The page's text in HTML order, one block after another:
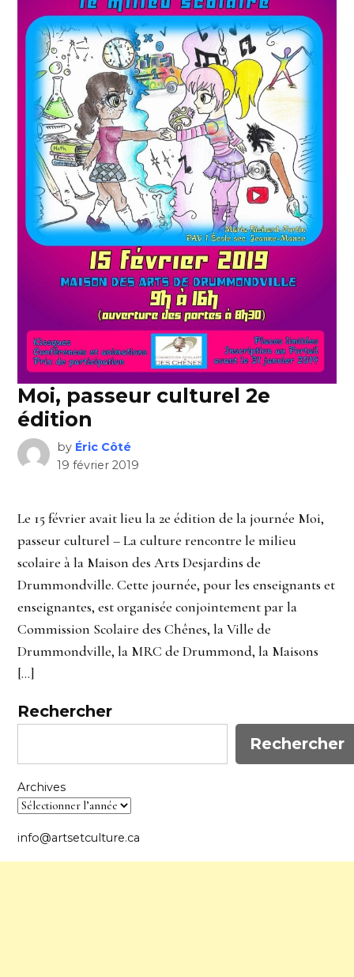
Moi, passeur culturel 2e
édition
by Éric Côté
19 février 2019
Le 15 février avait lieu la 2e édition de la journée Moi,
passeur culturel – La culture rencontre le milieu
scolaire à la Maison des Arts Desjardins de
Drummondville. Cette journée, pour les enseignants et
enseignantes, est organisée conjointement par la
Commission Scolaire des Chênes, la Ville de
Drummondville, la MRC de Drummond, la Maisons
[…]
Rechercher
Rechercher
Archives
info@artsetculture.ca